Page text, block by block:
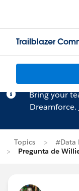
Trailblazer
Bring your
Dreamforce.
Topics
#Data
Pregunta de